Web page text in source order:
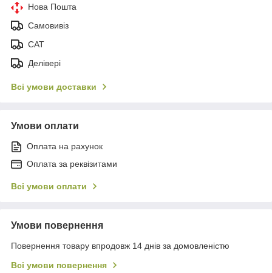
Нова Пошта
Самовивіз
САТ
Делівері
Всі умови доставки
Умови оплати
Оплата на рахунок
Оплата за реквізитами
Всі умови оплати
Умови повернення
Повернення товару впродовж 14 днів за домовленістю
Всі умови повернення